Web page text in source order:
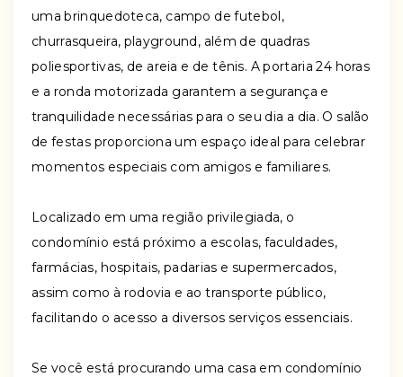
uma brinquedoteca, campo de futebol,
churrasqueira, playground, além de quadras
poliesportivas, de areia e de tênis. A portaria 24 horas
e a ronda motorizada garantem a segurança e
tranquilidade necessárias para o seu dia a dia. O salão
de festas proporciona um espaço ideal para celebrar
momentos especiais com amigos e familiares.
Localizado em uma região privilegiada, o
condomínio está próximo a escolas, faculdades,
farmácias, hospitais, padarias e supermercados,
assim como à rodovia e ao transporte público,
facilitando o acesso a diversos serviços essenciais.
Se você está procurando uma casa em condomínio